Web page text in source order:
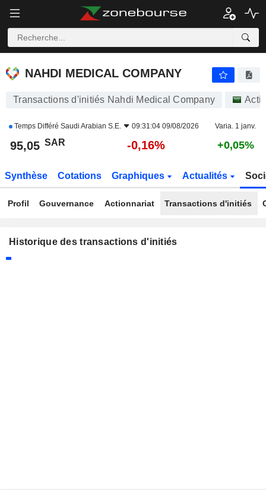
NAHDI MEDICAL COMPANY
NAHDI MEDICAL COMPANY
Transactions d'initiés Nahdi Medical Company
Temps Différé Saudi Arabian S.E. 09:31:04 09/08/2026 Varia. 1 janv.
95,05 SAR -0,16% +0,05%
Synthèse Cotations Graphiques Actualités
Profil Gouvernance Actionnariat Transactions d'initiés
Historique des transactions d'initiés